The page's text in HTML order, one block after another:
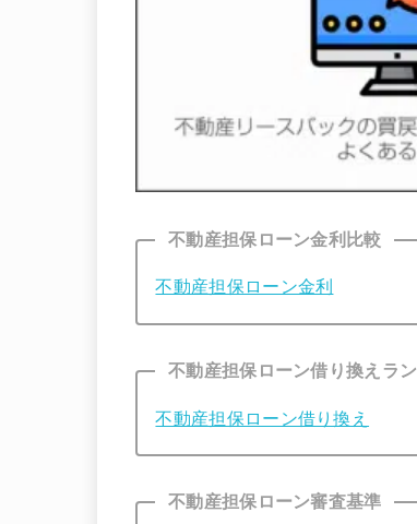
不動産担保ローン金利比較
不動産担保ローン金利
不動産担保ローン借り換えラ
不動産担保ローン借り換え
不動産担保ローン審査基準